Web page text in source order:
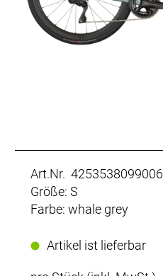
Art.Nr. 4253538099006
Größe: S
Farbe: whale grey
Artikel ist lieferbar